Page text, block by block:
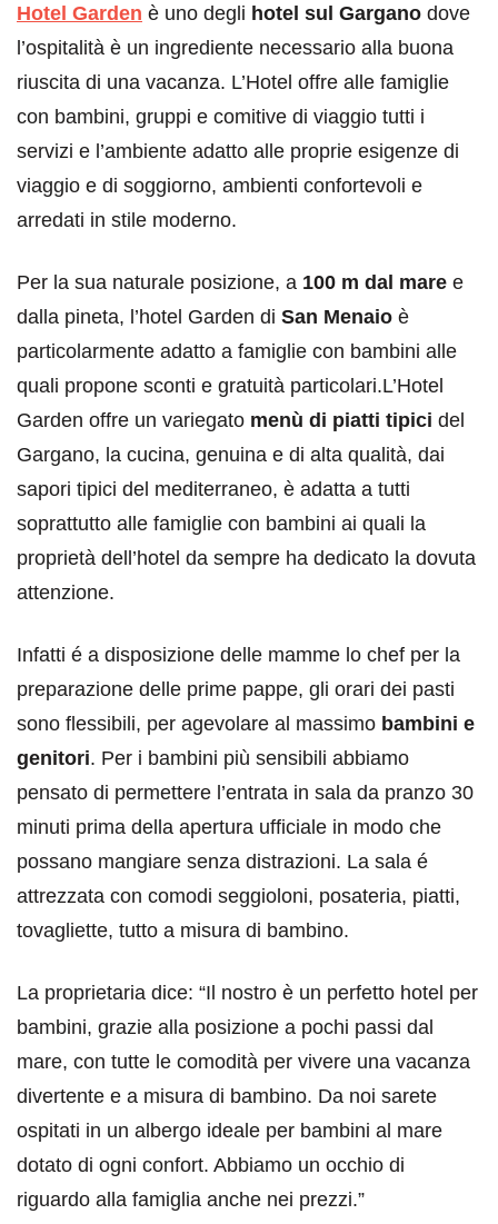
Hotel Garden è uno degli hotel sul Gargano dove
l’ospitalità è un ingrediente necessario alla buona
riuscita di una vacanza. L’Hotel offre alle famiglie
con bambini, gruppi e comitive di viaggio tutti i
servizi e l’ambiente adatto alle proprie esigenze di
viaggio e di soggiorno, ambienti confortevoli e
arredati in stile moderno.
Per la sua naturale posizione, a 100 m dal mare e
dalla pineta, l’hotel Garden di San Menaio è
particolarmente adatto a famiglie con bambini alle
quali propone sconti e gratuità particolari.L’Hotel
Garden offre un variegato menù di piatti tipici del
Gargano, la cucina, genuina e di alta qualità, dai
sapori tipici del mediterraneo, è adatta a tutti
soprattutto alle famiglie con bambini ai quali la
proprietà dell’hotel da sempre ha dedicato la dovuta
attenzione.
Infatti é a disposizione delle mamme lo chef per la
preparazione delle prime pappe, gli orari dei pasti
sono flessibili, per agevolare al massimo bambini e
genitori. Per i bambini più sensibili abbiamo
pensato di permettere l’entrata in sala da pranzo 30
minuti prima della apertura ufficiale in modo che
possano mangiare senza distrazioni. La sala é
attrezzata con comodi seggioloni, posateria, piatti,
tovagliette, tutto a misura di bambino.
La proprietaria dice: “Il nostro è un perfetto hotel per
bambini, grazie alla posizione a pochi passi dal
mare, con tutte le comodità per vivere una vacanza
divertente e a misura di bambino. Da noi sarete
ospitati in un albergo ideale per bambini al mare
dotato di ogni confort. Abbiamo un occhio di
riguardo alla famiglia anche nei prezzi.”